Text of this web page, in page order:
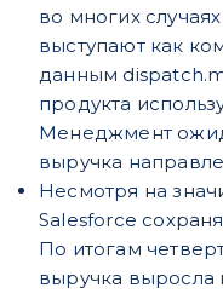
во многих
выступают как
данным
продукта
Менеджмент
выручка
Несмотря на
Salesforce
По итогам
выручка выросла